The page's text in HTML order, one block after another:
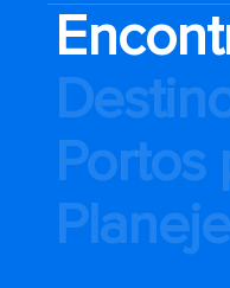
Portos